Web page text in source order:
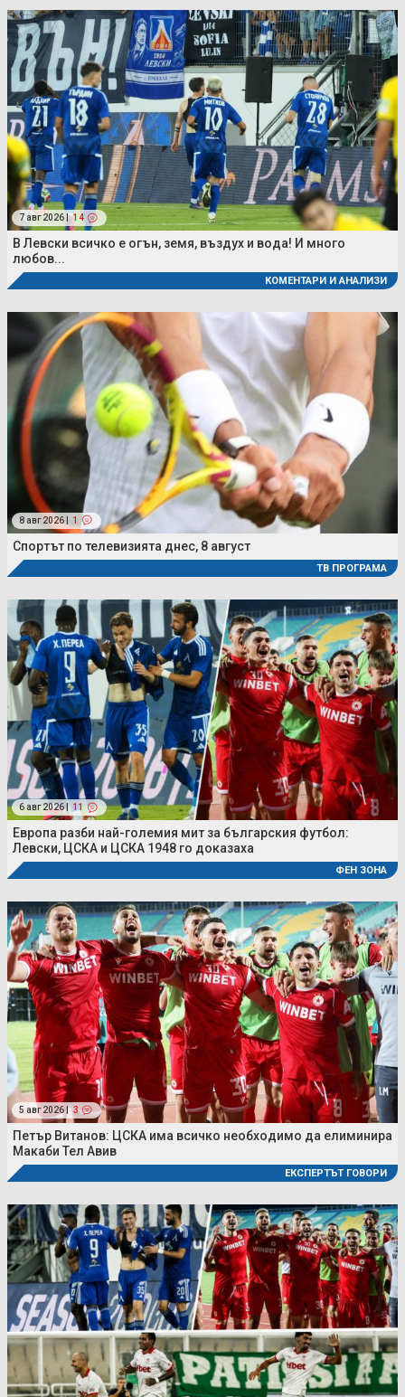
7 авг 2026 | 14
В Левски всичко е огън, земя, въздух и вода! И много
любов...
КОМЕНТАРИ И АНАЛИЗИ
8 авг 2026 | 1
Спортът по телевизията днес, 8 август
ТВ ПРОГРАМА
6 авг 2026 | 11
Европа разби най-големия мит за българския футбол:
Левски, ЦСКА и ЦСКА 1948 го доказаха
ФЕН ЗОНА
5 авг 2026 | 3
Петър Витанов: ЦСКА има всичко необходимо да елиминира
Макаби Тел Авив
ЕКСПЕРТЪТ ГОВОРИ